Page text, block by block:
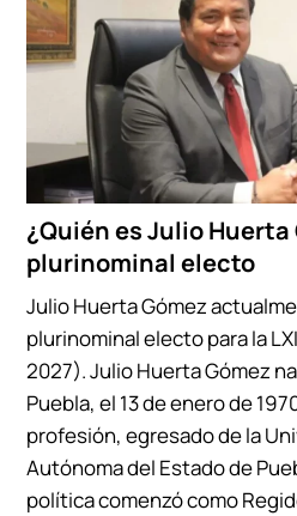
¿Quién es Julio
plurinominal electo
Julio Huerta Gómez
plurinominal electo para la
2027). Julio Huerta Gómez
Puebla, el 13 de enero de
profesión, egresado de la
Autónoma del Estado de
política comenzó como